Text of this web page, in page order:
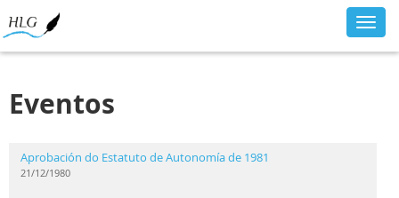
Eventos
Aprobación do Estatuto de Autonomía de 1981
21/12/1980